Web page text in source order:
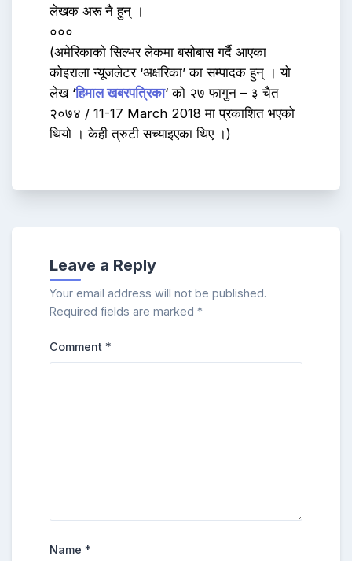
लेखक अरू नै हुन् ।
०००
(अमेरिकाको सिल्भर लेकमा बसोबास गर्दै आएका
कोइराला न्यूजलेटर ‘अक्षरिका’ का सम्पादक हुन् । यो
लेख ‘हिमाल खबरपत्रिका‘ को २७ फागुन – ३ चैत
२०७४ / 11-17 March 2018 मा प्रकाशित भएको
थियो । केही त्रुटी सच्याइएका थिए ।)
Leave a Reply
Your email address will not be published.
Required fields are marked *
Comment *
Name *